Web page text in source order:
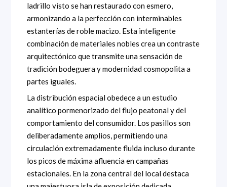
ladrillo visto se han restaurado con esmero,
armonizando a la perfección con interminables
estanterías de roble macizo. Esta inteligente
combinación de materiales nobles crea un contraste
arquitectónico que transmite una sensación de
tradición bodeguera y modernidad cosmopolita a
partes iguales.
La distribución espacial obedece a un estudio
analítico pormenorizado del flujo peatonal y del
comportamiento del consumidor. Los pasillos son
deliberadamente amplios, permitiendo una
circulación extremadamente fluida incluso durante
los picos de máxima afluencia en campañas
estacionales. En la zona central del local destaca